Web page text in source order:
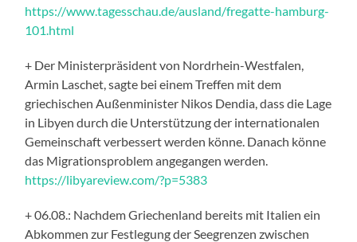
https://www.tagesschau.de/ausland/fregatte-hamburg-
101.html
+ Der Ministerpräsident von Nordrhein-Westfalen,
Armin Laschet, sagte bei einem Treffen mit dem
griechischen Außenminister Nikos Dendia, dass die Lage
in Libyen durch die Unterstützung der internationalen
Gemeinschaft verbessert werden könne. Danach könne
das Migrationsproblem angegangen werden.
https://libyareview.com/?p=5383
+ 06.08.: Nachdem Griechenland bereits mit Italien ein
Abkommen zur Festlegung der Seegrenzen zwischen